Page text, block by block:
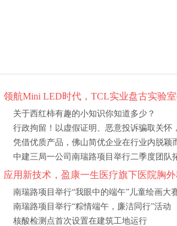
领航Mini LED时代，TCL实业盘古实验
示行业技术革新
关于西红柿有趣的小知识你知道多少？
行政拘留！以虚假证明、恶意投诉骗取关怀
用卡坚决拒绝
凭借优质产品，佛山简优企业在行业内脱颖
中建三局一公司南瑞路项目举行二季度团队
应用新技术，盈康一生医疗旗下医院胸
量快速增长
南瑞路项目举行“我眼中的端午”儿童绘画大
南瑞路项目举行“粽情端午，廉洁同行”活动
核酸检测点首次设置在建筑工地运行